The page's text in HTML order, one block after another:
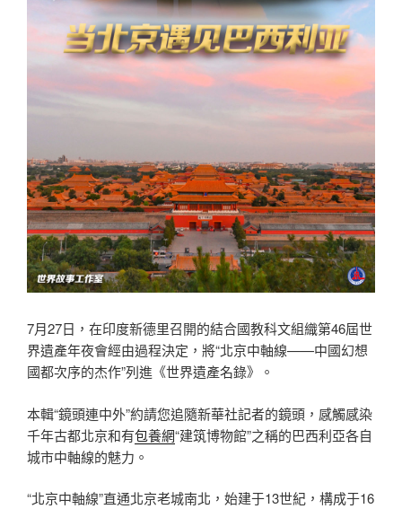
7月27日，在印度新德里召開的結合國教科文組織第46屆世
界遺產年夜會經由過程決定，將“北京中軸線——中國幻想
國都次序的杰作”列進《世界遺產名錄》。
本輯“鏡頭連中外”約請您追隨新華社記者的鏡頭，感觸感染
千年古都北京和有包養網“建筑博物館”之稱的巴西利亞各自
城市中軸線的魅力。
“北京中軸線”直通北京老城南北，始建于13世紀，構成于16